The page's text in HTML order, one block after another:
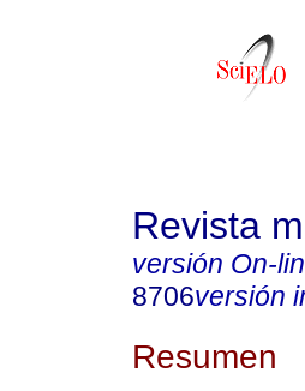
Revista
versión On-
8706versión
Resumen